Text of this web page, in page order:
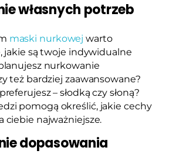
własnych potrzeb
maski nurkowej warto
jakie są twoje indywidualne
nurkowanie
też bardziej zaawansowane?
– słodką czy słoną?
pomogą określić, jakie cechy
ciebie najważniejsze.
dopasowania